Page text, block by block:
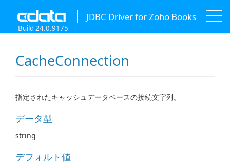
JDBC Driver for Zoho Books
Build 24.0.9175
CacheConnection
指定されたキャッシュデータベースの接続文字列。
データ型
string
デフォルト値